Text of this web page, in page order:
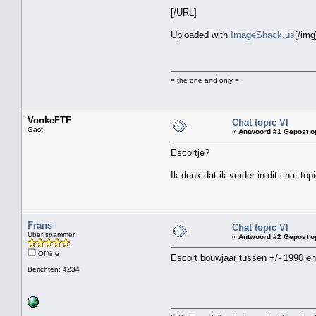
[/URL]
Uploaded with ImageShack.us[/
= the one and only =
VonkeFTF
Gast
Chat topic VI
« Antwoord #1 Gepost
Escortje?
Ik denk dat ik verder in dit chat
Frans
Uber spammer
Offline
Berichten: 4234
Chat topic VI
« Antwoord #2 Gepost
Escort bouwjaar tussen +/- 1990